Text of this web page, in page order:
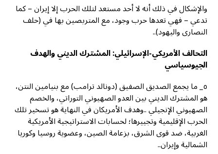
والإشكال في ذلك أنه لا أحد مستعد لتلك الحرب إلا إيران – كما
تدعي – فهي تعدها حرب وجود، مع المتربصين بها في (حلف
النصارى واليهود)..
التحالف الأمريكي-الإسرائيلي: المشترك الديني والهدف
الجيوسياسي
٥_ ما يجمع الصديق الصفيق (دونالد ترامب) مع بنيامين النتن،
هو المشترك الديني بين العدو الصهيوني التوراتي، والخصم
الصهيوني الإنجيلي ..وهدف الأمريكان في النهاية هو تسخير تلك
الحرب الإقليمية وتجييرها؛ لحسابات الاستراتيجية الأمريكية
الغربية، ضد قوى الشرق، بزعامة الصين، وعضوية روسيا وكوريا
الشمالية وإيران..